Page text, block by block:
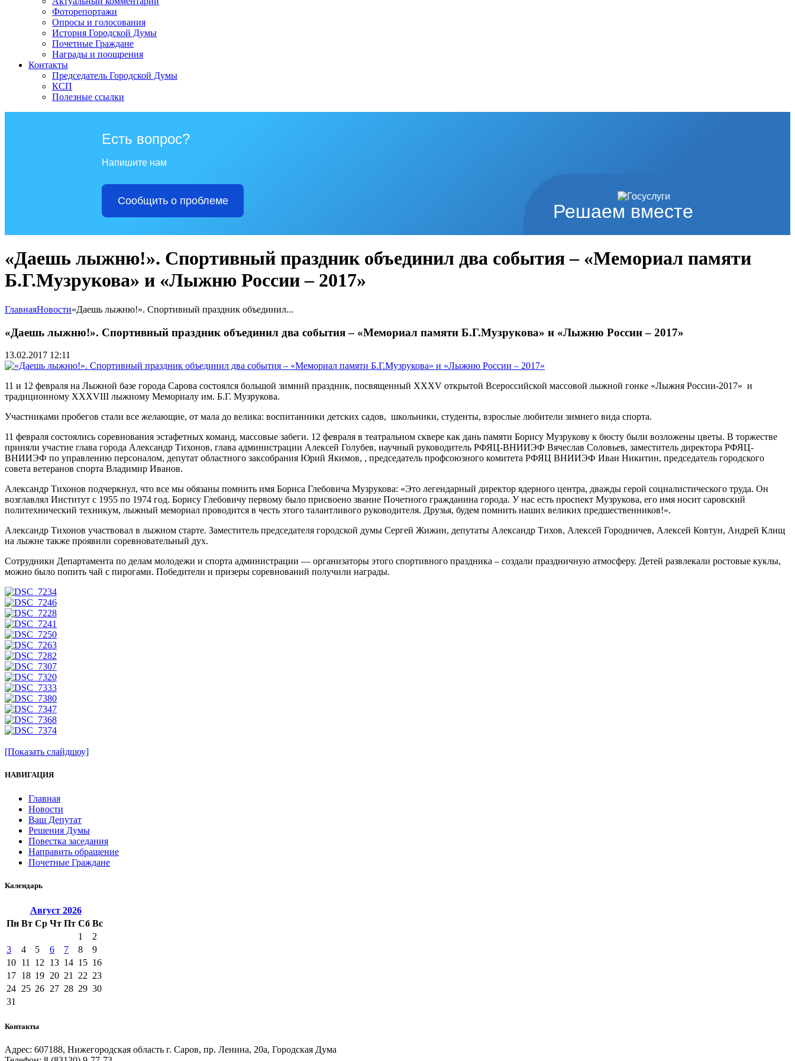
Фоторепортажи
Опросы и голосования
История Городской Думы
Почетные Граждане
Награды и поощрения
Контакты
Председатель Городской Думы
КСП
Полезные ссылки
Решаем вместе
Есть вопрос?
Напишите нам
Сообщить о проблеме
«Даешь лыжню!». Спортивный праздник объединил два события – «Мемориал памяти
Б.Г.Музрукова» и «Лыжню России – 2017»
ГлавнаяНовости«Даешь лыжню!». Спортивный праздник объединил...
«Даешь лыжню!». Спортивный праздник объединил два события – «Мемориал памяти Б.Г.Музрукова» и «Лыжню России – 2017»
13.02.2017 12:11
11 и 12 февраля на Лыжной базе города Сарова состоялся большой зимний праздник, посвященный XXXV открытой Всероссийской массовой лыжной гонке «Лыжня России-2017» и
традиционному XXXVIII лыжному Мемориалу им. Б.Г. Музрукова.
Участниками пробегов стали все желающие, от мала до велика: воспитанники детских садов, школьники, студенты, взрослые любители зимнего вида спорта.
11 февраля состоялись соревнования эстафетных команд, массовые забеги. 12 февраля в театральном сквере как дань памяти Борису Музрукову к бюсту были возложены цветы. В торжестве
приняли участие глава города Александр Тихонов, глава администрации Алексей Голубев, научный руководитель РФЯЦ-ВНИИЭФ Вячеслав Соловьев, заместитель директора РФЯЦ-
ВНИИЭФ по управлению персоналом, депутат областного заксобрания Юрий Якимов, , председатель профсоюзного комитета РФЯЦ ВНИИЭФ Иван Никитин, председатель городского
совета ветеранов спорта Владимир Иванов.
Александр Тихонов подчеркнул, что все мы обязаны помнить имя Бориса Глебовича Музрукова: «Это легендарный директор ядерного центра, дважды герой социалистического труда. Он
возглавлял Институт с 1955 по 1974 год. Борису Глебовичу первому было присвоено звание Почетного гражданина города. У нас есть проспект Музрукова, его имя носит саровский
политехнический техникум, лыжный мемориал проводится в честь этого талантливого руководителя. Друзья, будем помнить наших великих предшественников!».
Александр Тихонов участвовал в лыжном старте. Заместитель председателя городской думы Сергей Жижин, депутаты Александр Тихов, Алексей Городничев, Алексей Ковтун, Андрей Клищ
на лыжне также проявили соревновательный дух.
Сотрудники Департамента по делам молодежи и спорта администрации — организаторы этого спортивного праздника – создали праздничную атмосферу. Детей развлекали ростовые куклы,
можно было попить чай с пирогами. Победители и призеры соревнований получили награды.
[Показать слайдшоу]
НАВИГАЦИЯ
Главная
Новости
Ваш Депутат
Решения Думы
Повестка заседания
Направить обращение
Почетные Граждане
Календарь
Август 2026
Пн Вт Ср Чт Пт Сб Вс
1
2
3
4 5 6 7 8
9
10 11 12 13 14 15 16
17 18 19 20 21 22 23
24 25 26 27 28 29 30
31
Контакты
Адрес: 607188, Нижегородская область г. Саров, пр. Ленина, 20а, Городская Дума